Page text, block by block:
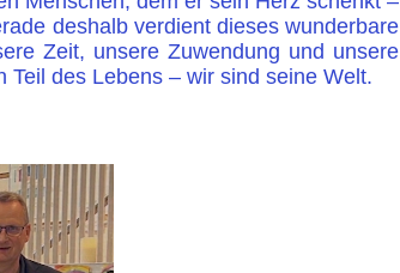
deshalb verdient dieses wunderbare
Zeit, unsere Zuwendung und unsere
des Lebens – wir sind seine Welt.